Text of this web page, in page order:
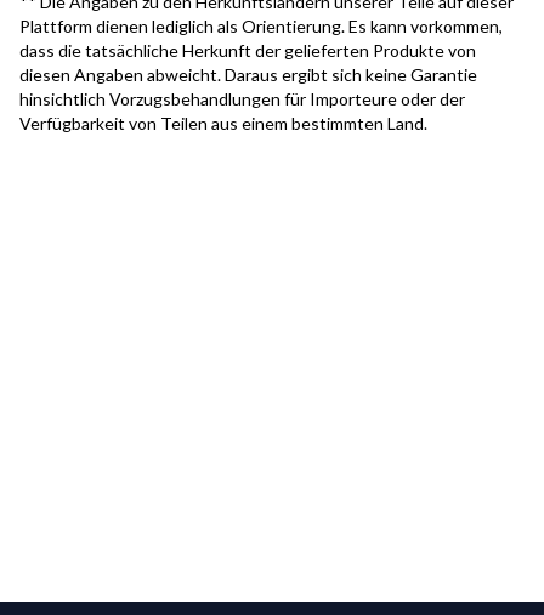
Plattform dienen lediglich als Orientierung. Es kann vorkommen,
dass die tatsächliche Herkunft der gelieferten Produkte von
diesen Angaben abweicht. Daraus ergibt sich keine Garantie
hinsichtlich Vorzugsbehandlungen für Importeure oder der
Verfügbarkeit von Teilen aus einem bestimmten Land.